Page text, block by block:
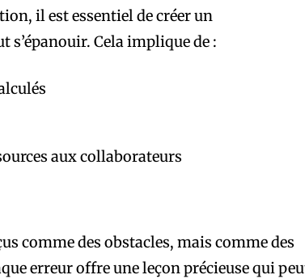
il est essentiel de créer un
Cela implique de :
aux collaborateurs
comme des obstacles, mais comme des
erreur offre une leçon précieuse qui